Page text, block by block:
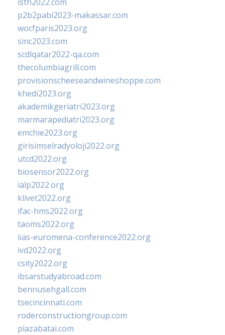
p2b2pabi2023-makassar.com
wocfparis2023.org
sinc2023.com
scdlqatar2022-qa.com
thecolumbiagrill.com
provisionscheeseandwineshoppe.com
khedi2023.org
akademikgeriatri2023.org
marmarapediatri2023.org
emchie2023.org
girisimselradyoloji2022.org
utcd2022.org
biosensor2022.org
ialp2022.org
klivet2022.org
ifac-hms2022.org
taoms2022.org
iias-euromena-conference2022.org
ivd2022.org
csity2022.org
ibsarstudyabroad.com
bennusehgall.com
tsecincinnati.com
roderconstructiongroup.com
plazabatai.com